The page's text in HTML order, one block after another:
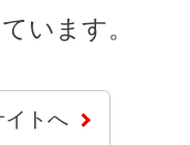
います。
トへ